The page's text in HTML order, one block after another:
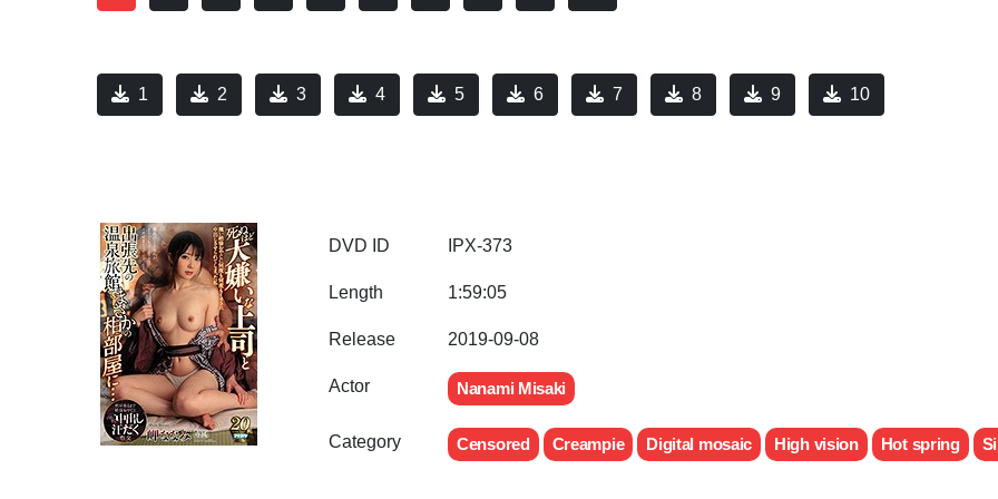
1 2 3 4 5 6 7 8 9 10
DVD ID IPX-373
Length 1:59:05
Release 2019-09-08
Actor Nanami Misaki
Category Censored Creampie Digital mosaic High vision Hot spring